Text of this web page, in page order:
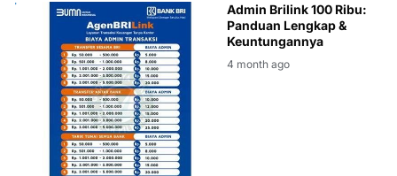
Admin Brilink 100 Ribu:
Panduan Lengkap &
Keuntungannya
4 month ago